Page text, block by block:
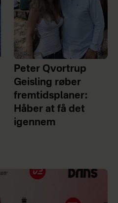
Peter Qvortrup
Geisling røber
fremtidsplaner:
Håber at få det
igennem